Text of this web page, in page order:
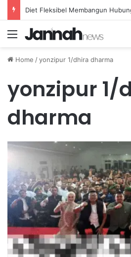
Menu
Home /yonzipur 1/dhira dharma
yonzipur 1/
dharma